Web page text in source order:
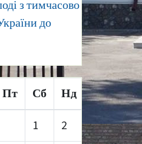
з тимчасово
до
Пт Сб Нд
1 2